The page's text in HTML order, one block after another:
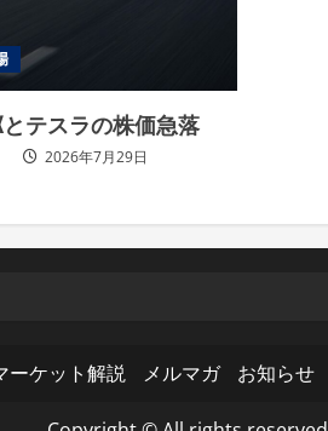
テスラの株価急落
2026年7月29日
ーケット解説 メルマガ お知らせ